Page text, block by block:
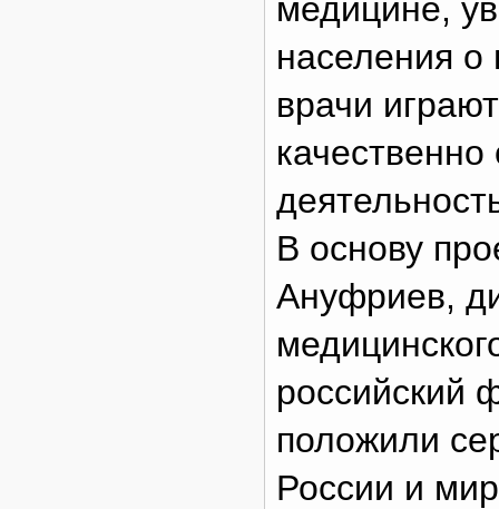
медицине,
населения о
врачи
В основу
Ануфриев,
российский
положили
России и